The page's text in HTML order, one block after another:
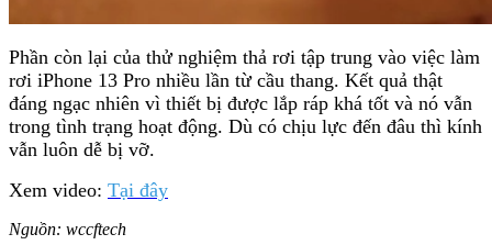
Phần còn lại của thử nghiệm thả rơi tập trung vào việc làm
rơi iPhone 13 Pro nhiều lần từ cầu thang. Kết quả thật
đáng ngạc nhiên vì thiết bị được lắp ráp khá tốt và nó vẫn
trong tình trạng hoạt động. Dù có chịu lực đến đâu thì kính
vẫn luôn dễ bị vỡ.
Xem video: Tại đây
Nguồn: wccftech